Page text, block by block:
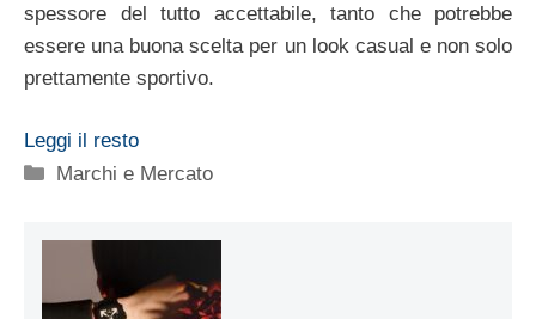
spessore del tutto accettabile, tanto che potrebbe
essere una buona scelta per un look casual e non solo
prettamente sportivo.
Leggi il resto
Categorie
Marchi e Mercato